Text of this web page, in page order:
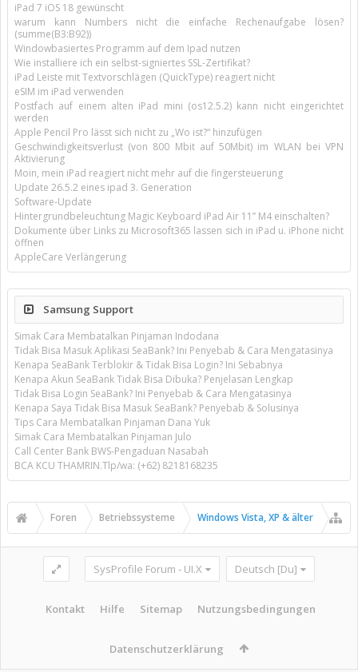
iPad 7 iOS 18 gewünscht
warum kann Numbers nicht die einfache Rechenaufgabe lösen?
(summe(B3:B92))
Windowbasiertes Programm auf dem Ipad nutzen
Wie installiere ich ein selbst-signiertes SSL-Zertifikat?
iPad Leiste mit Textvorschlägen (QuickType) reagiert nicht
eSIM im iPad verwenden
Postfach auf einem alten iPad mini (os12.5.2) kann nicht eingerichtet
werden
Apple Pencil Pro lässt sich nicht zu „Wo ist?“ hinzufügen
Geschwindigkeitsverlust (von 800 Mbit auf 50Mbit) im WLAN bei VPN
Aktivierung
Moin, mein iPad reagiert nicht mehr auf die fingersteuerung
Update 26.5.2 eines ipad 3. Generation
Software-Update
Hintergrundbeleuchtung Magic Keyboard iPad Air 11’’ M4 einschalten?
Dokumente über Links zu Microsoft365 lassen sich in iPad u. iPhone nicht
öffnen
AppleCare Verlängerung
Samsung Support
Simak Cara Membatalkan Pinjaman Indodana
Tidak Bisa Masuk Aplikasi SeaBank? Ini Penyebab & Cara Mengatasinya
Kenapa SeaBank Terblokir & Tidak Bisa Login? Ini Sebabnya
Kenapa Akun SeaBank Tidak Bisa Dibuka? Penjelasan Lengkap
Tidak Bisa Login SeaBank? Ini Penyebab & Cara Mengatasinya
Kenapa Saya Tidak Bisa Masuk SeaBank? Penyebab & Solusinya
Tips Cara Membatalkan Pinjaman Dana Yuk
Simak Cara Membatalkan Pinjaman Julo
Call Center Bank BWS-Pengaduan Nasabah
BCA KCU THAMRIN.Tlp/wa: (+62) 8218168235
Foren Betriebssysteme Windows Vista, XP & älter
SysProfile Forum - UI.X Deutsch [Du]
Kontakt Hilfe Sitemap Nutzungsbedingungen
Datenschutzerklärung